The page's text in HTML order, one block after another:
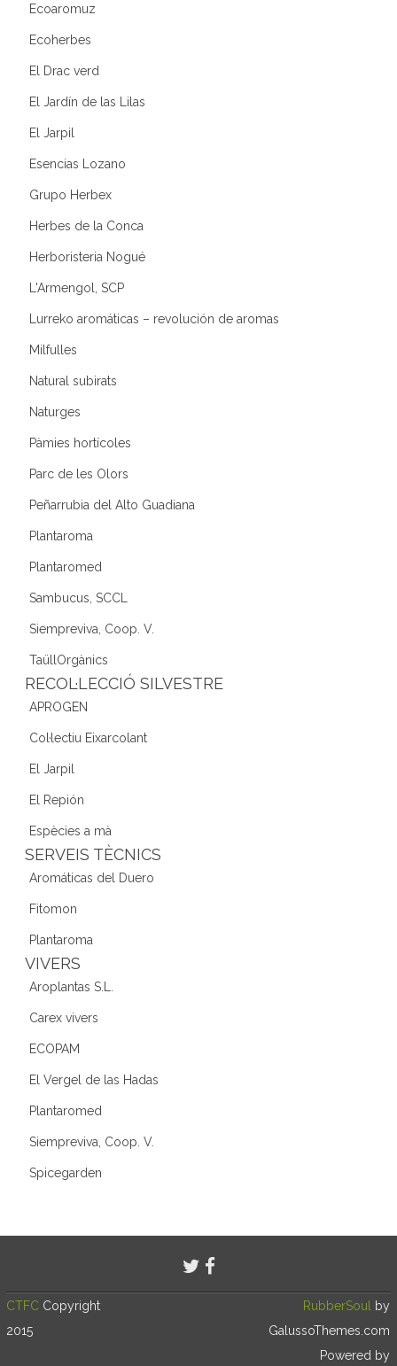
Ecoaromuz
Ecoherbes
El Drac verd
El Jardín de las Lilas
El Jarpil
Esencias Lozano
Grupo Herbex
Herbes de la Conca
Herboristeria Nogué
L'Armengol, SCP
Lurreko aromáticas – revolución de aromas
Milfulles
Natural subirats
Naturges
Pàmies hortícoles
Parc de les Olors
Peñarrubia del Alto Guadiana
Plantaroma
Plantaromed
Sambucus, SCCL
Siempreviva, Coop. V.
TaüllOrgànics
RECOL·LECCIÓ SILVESTRE
APROGEN
Col·lectiu Eixarcolant
El Jarpil
El Repión
Espècies a mà
SERVEIS TÈCNICS
Aromáticas del Duero
Fitomon
Plantaroma
VIVERS
Aroplantas S.L.
Carex vivers
ECOPAM
El Vergel de las Hadas
Plantaromed
Siempreviva, Coop. V.
Spicegarden
CTFC Copyright
2015
RubberSoul
by
GalussoThemes.com
Powered by